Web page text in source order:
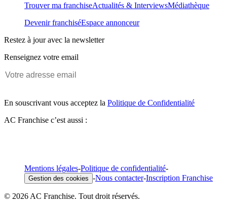
Trouver ma franchiseActualités & InterviewsMédiathèque
Devenir franchiséEspace annonceur
Restez à jour avec la newsletter
Renseignez votre email
En souscrivant vous acceptez la Politique de Confidentialité
AC Franchise c’est aussi :
Mentions légales-Politique de confidentialité-
Gestion des cookies -Nous contacter-Inscription Franchise
© 2026 AC Franchise. Tout droit réservés.